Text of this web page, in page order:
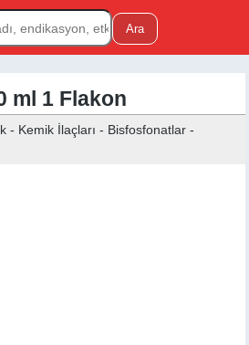
ml 1 Flakon
- Kemik İlaçları - Bisfosfonatlar -